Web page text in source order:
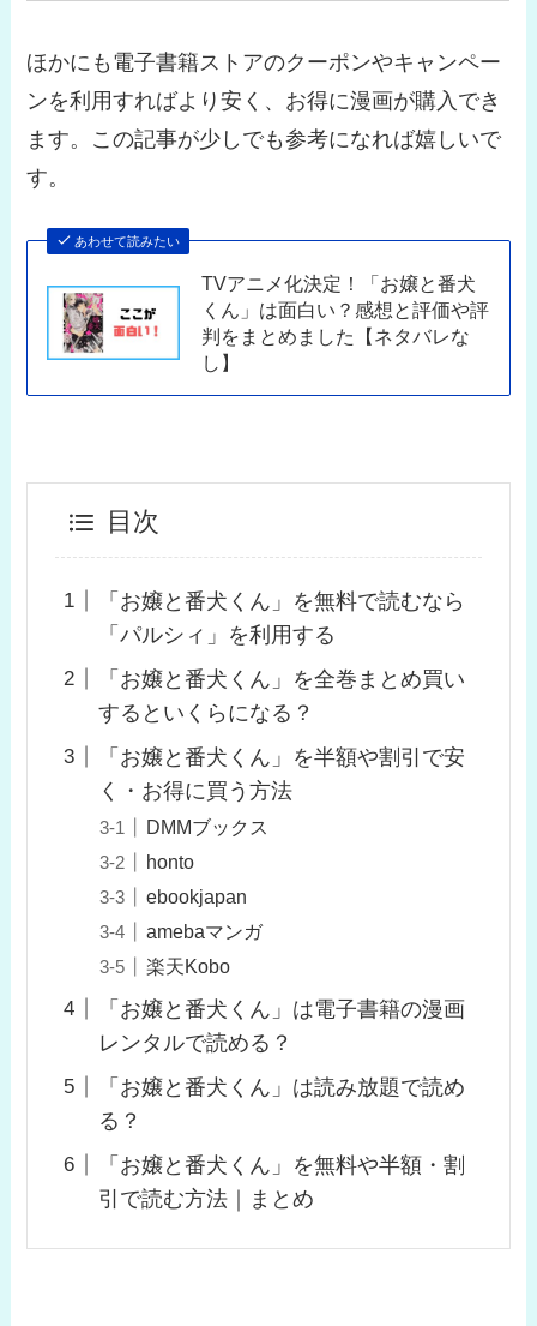
ほかにも電子書籍ストアのクーポンやキャンペー
ンを利用すればより安く、お得に漫画が購入でき
ます。この記事が少しでも参考になれば嬉しいで
す。
あわせて読みたい
TVアニメ化決定！「お嬢と番犬
くん」は面白い？感想と評価や評
判をまとめました【ネタバレな
し】
目次
「お嬢と番犬くん」を無料で読むなら
「パルシィ」を利用する
「お嬢と番犬くん」を全巻まとめ買い
するといくらになる？
「お嬢と番犬くん」を半額や割引で安
く・お得に買う方法
DMMブックス
honto
ebookjapan
amebaマンガ
楽天Kobo
「お嬢と番犬くん」は電子書籍の漫画
レンタルで読める？
「お嬢と番犬くん」は読み放題で読め
る？
「お嬢と番犬くん」を無料や半額・割
引で読む方法｜まとめ